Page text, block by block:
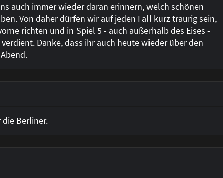
auch immer wieder daran erinnern, welch schönen
Von daher dürfen wir auf jeden Fall kurz traurig sein,
richten und in Spiel 5 - auch außerhalb des Eises -
Danke, dass ihr auch heute wieder über den
Berliner.